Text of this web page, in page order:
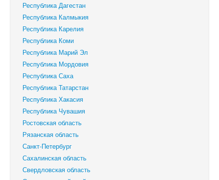
Республика Дагестан
Республика Калмыкия
Республика Карелия
Республика Коми
Республика Марий Эл
Республика Мордовия
Республика Саха
Республика Татарстан
Республика Хакасия
Республика Чувашия
Ростовская область
Рязанская область
Санкт-Петербург
Сахалинская область
Свердловская область